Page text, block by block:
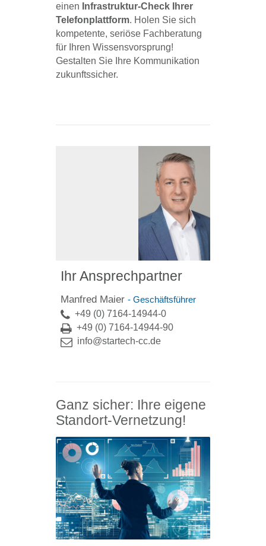
einen Infrastruktur-Check Ihrer
Telefonplattform. Holen Sie sich
kompetente, seriöse Fachberatung
für Ihren Wissensvorsprung!
Gestalten Sie Ihre Kommunikation
zukunftssicher.
Ihr Ansprechpartner
Manfred Maier - Geschäftsführer
+49 (0) 7164-14944-0
+49 (0) 7164-14944-90
info@startech-cc.de
Ganz sicher: Ihre eigene
Standort-Vernetzung!